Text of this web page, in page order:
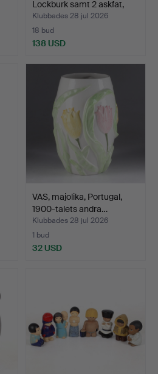
Lockburk samt 2 askfat,
ke…
Klubbades 28 jul 2026
18 bud
138 USD
VAS, majolika, Portugal,
1900-talets andra…
Klubbades 28 jul 2026
1 bud
32 USD